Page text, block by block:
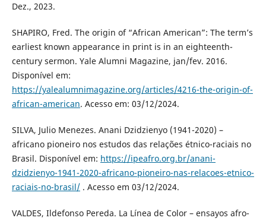
Dez., 2023.
SHAPIRO, Fred. The origin of “African American”: The term’s
earliest known appearance in print is in an eighteenth-
century sermon. Yale Alumni Magazine, jan/fev. 2016.
Disponível em:
https://yalealumnimagazine.org/articles/4216-the-origin-of-
african-american. Acesso em: 03/12/2024.
SILVA, Julio Menezes. Anani Dzidzienyo (1941-2020) –
africano pioneiro nos estudos das relações étnico-raciais no
Brasil. Disponível em: https://ipeafro.org.br/anani-
dzidzienyo-1941-2020-africano-pioneiro-nas-relacoes-etnico-
raciais-no-brasil/. Acesso em 03/12/2024.
VALDES, Ildefonso Pereda. La Línea de Color – ensayos afro-